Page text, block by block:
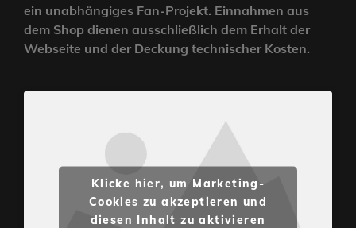
ein unabhängiges Fan-Projekt. Einnahmen aus
dem Shop dienen ausschließlich dem Erhalt der
Webseite und der Deckung technischer Kosten.
Klicke hier, um Marketing-
Cookies zu akzeptieren und
diesen Inhalt zu aktivieren